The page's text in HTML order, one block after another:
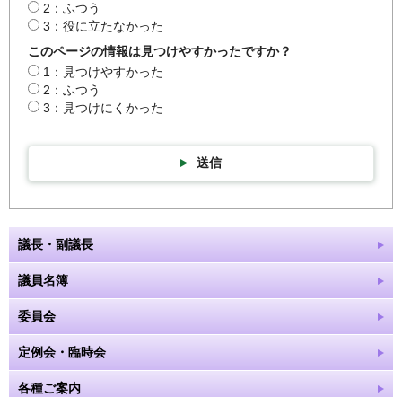
2：ふつう
3：役に立たなかった
このページの情報は見つけやすかったですか？
1：見つけやすかった
2：ふつう
3：見つけにくかった
送信
議長・副議長
議員名簿
委員会
定例会・臨時会
各種ご案内